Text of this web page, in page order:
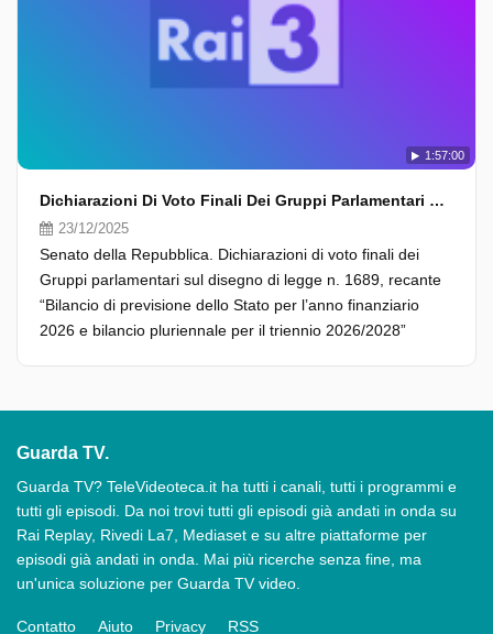
1:57:00
Dichiarazioni Di Voto Finali Dei Gruppi Parlamentari Sul Disegno Di Legge N. 1689
23/12/2025
Senato della Repubblica. Dichiarazioni di voto finali dei
Gruppi parlamentari sul disegno di legge n. 1689, recante
“Bilancio di previsione dello Stato per l’anno finanziario
2026 e bilancio pluriennale per il triennio 2026/2028”
Guarda TV.
Guarda TV? TeleVideoteca.it ha tutti i canali, tutti i programmi e
tutti gli episodi. Da noi trovi tutti gli episodi già andati in onda su
Rai Replay, Rivedi La7, Mediaset e su altre piattaforme per
episodi già andati in onda. Mai più ricerche senza fine, ma
un'unica soluzione per Guarda TV video.
Contatto Aiuto Privacy RSS